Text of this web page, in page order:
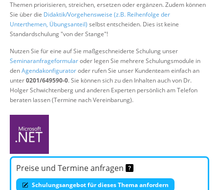
Themen priorisieren, streichen, ersetzen oder ergänzen. Zudem können
Sie über die Didaktik/Vorgehensweise (z.B. Reihenfolge der
Unterthemen, Übungsanteil) selbst entscheiden. Dies ist keine
Standardschulung "von der Stange"!
Nutzen Sie für eine auf Sie maßgeschneiderte Schulung unser
Seminaranfrageformularoder legen Sie mehrere Schulungsmodule in
denAgendakonfiguratoroder rufen Sie unser Kundenteam einfach an
unter0201/649590-0. Sie können sich zu den Inhalten auch von Dr.
Holger Schwichtenberg und anderen Experten persönlich am Telefon
beraten lassen (Termine nach Vereinbarung).
Preise und Termine anfragen
Schulungsangebot für dieses Thema anfordern